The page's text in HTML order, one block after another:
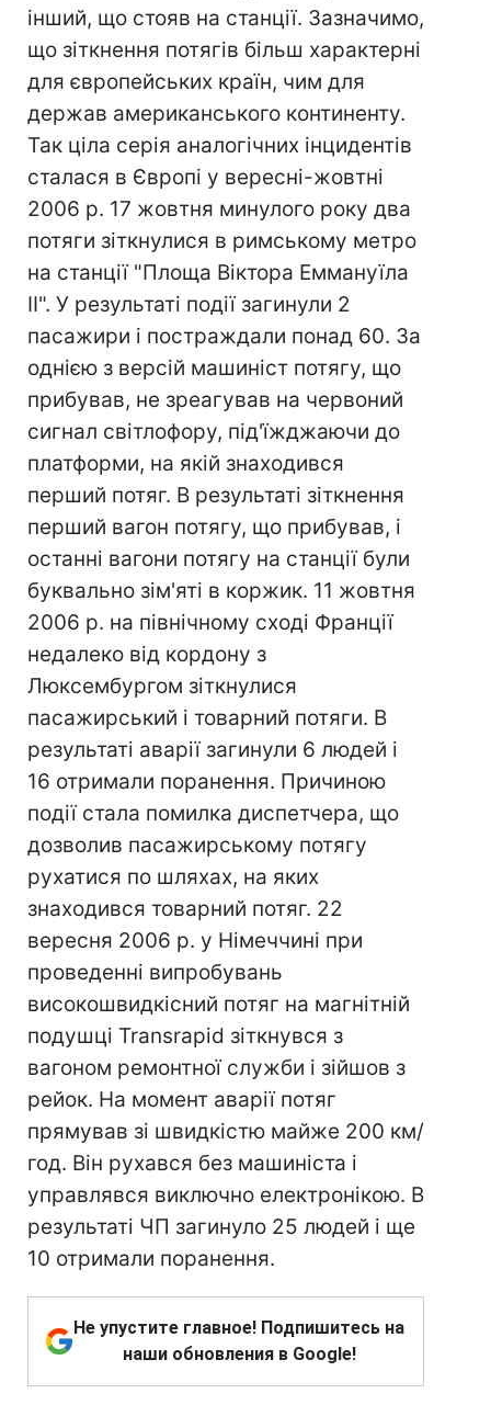
інший, що стояв на станції. Зазначимо,
що зіткнення потягів більш характерні
для європейських країн, чим для
держав американського континенту.
Так ціла серія аналогічних інцидентів
сталася в Європі у вересні-жовтні
2006 р. 17 жовтня минулого року два
потяги зіткнулися в римському метро
на станції "Площа Віктора Еммануїла
II". У результаті події загинули 2
пасажири і постраждали понад 60. За
однією з версій машиніст потягу, що
прибував, не зреагував на червоний
сигнал світлофору, під'їжджаючи до
платформи, на якій знаходився
перший потяг. В результаті зіткнення
перший вагон потягу, що прибував, і
останні вагони потягу на станції були
буквально зім'яті в коржик. 11 жовтня
2006 р. на північному сході Франції
недалеко від кордону з
Люксембургом зіткнулися
пасажирський і товарний потяги. В
результаті аварії загинули 6 людей і
16 отримали поранення. Причиною
події стала помилка диспетчера, що
дозволив пасажирському потягу
рухатися по шляхах, на яких
знаходився товарний потяг. 22
вересня 2006 р. у Німеччині при
проведенні випробувань
високошвидкісний потяг на магнітній
подушці Transrapid зіткнувся з
вагоном ремонтної служби і зійшов з
рейок. На момент аварії потяг
прямував зі швидкістю майже 200 км/
год. Він рухався без машиніста і
управлявся виключно електронікою. В
результаті ЧП загинуло 25 людей і ще
10 отримали поранення.
Не упустите главное! Подпишитесь на
наши обновления в Google!